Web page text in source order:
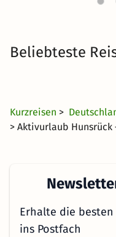
Beliebteste
Städtereisen
Kurzreisen >
> Aktivurlaub Hunsrück
Erhalte die
ins Postfach